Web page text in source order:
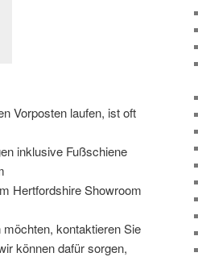
Vorposten laufen, ist oft
inklusive Fußschiene
Hertfordshire Showroom
kontaktieren Sie
können dafür sorgen,